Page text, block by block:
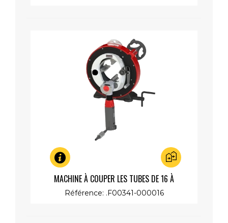
Aperçu rapide
MACHINE À COUPER LES TUBES DE 16 À
173MM,MOTEUR LENT 230V 1200W
Référence: .F00341-000016